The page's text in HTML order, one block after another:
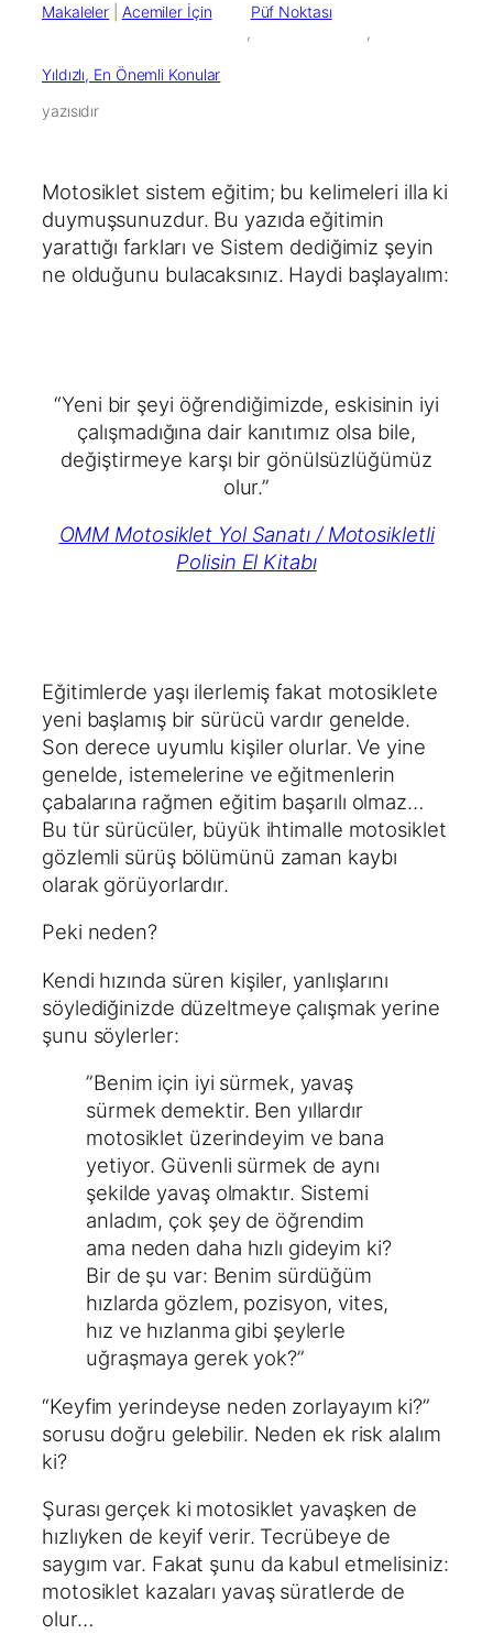
Makaleler
Acemiler İçin
Püf Noktası
Yıldızlı, En Önemli Konular
yazısıdır
Motosiklet sistem eğitim; bu kelimeleri illa ki
duymuşsunuzdur. Bu yazıda eğitimin
yarattığı farkları ve Sistem dediğimiz şeyin
ne olduğunu bulacaksınız. Haydi başlayalım:
“Yeni bir şeyi öğrendiğimizde, eskisinin iyi
çalışmadığına dair kanıtımız olsa bile,
değiştirmeye karşı bir gönülsüzlüğümüz
olur.”
OMM Motosiklet Yol Sanatı / Motosikletli
Polisin El Kitabı
Eğitimlerde yaşı ilerlemiş fakat motosiklete
yeni başlamış bir sürücü vardır genelde.
Son derece uyumlu kişiler olurlar. Ve yine
genelde, istemelerine ve eğitmenlerin
çabalarına rağmen eğitim başarılı olmaz…
Bu tür sürücüler, büyük ihtimalle motosiklet
gözlemli sürüş bölümünü zaman kaybı
olarak görüyorlardır.
Peki neden?
Kendi hızında süren kişiler, yanlışlarını
söylediğinizde düzeltmeye çalışmak yerine
şunu söylerler:
”Benim için iyi sürmek, yavaş
sürmek demektir. Ben yıllardır
motosiklet üzerindeyim ve bana
yetiyor. Güvenli sürmek de aynı
şekilde yavaş olmaktır. Sistemi
anladım, çok şey de öğrendim
ama neden daha hızlı gideyim ki?
Bir de şu var: Benim sürdüğüm
hızlarda gözlem, pozisyon, vites,
hız ve hızlanma gibi şeylerle
uğraşmaya gerek yok?”
“Keyfim yerindeyse neden zorlayayım ki?”
sorusu doğru gelebilir. Neden ek risk alalım
ki?
Şurası gerçek ki motosiklet yavaşken de
hızlıyken de keyif verir. Tecrübeye de
saygım var. Fakat şunu da kabul etmelisiniz:
motosiklet kazaları yavaş süratlerde de
olur…